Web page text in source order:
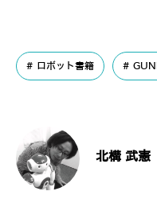
ロボット書籍
北構 武憲